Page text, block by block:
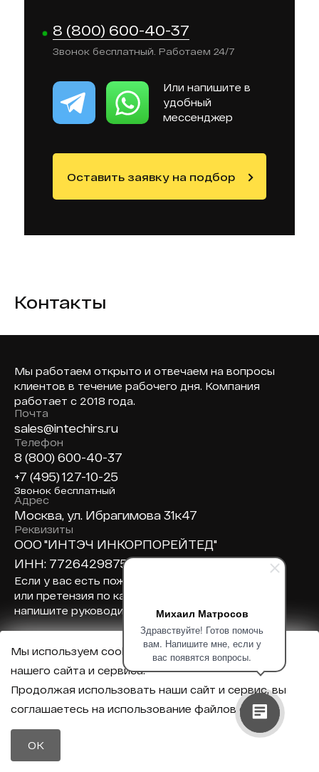
Михаил Матросов
Здравствуйте! Готов помочь
вам. Напишите мне, если у
вас появятся вопросы.
8 (800) 600-40-37
Звонок бесплатный. Работаем 24/7
Или напишите в
удобный
мессенджер
Оставить заявку на подбор
Контакты
Мы работаем открыто и отвечаем на вопросы
клиентов в течение рабочего дня. Компания
работает с 2018 года.
Почта
sales@intechirs.ru
Телефон
8 (800) 600-40-37
+7 (495) 127-10-25
Звонок бесплатный
Адрес
Москва, ул. Ибрагимова 31к47
Реквизиты
ООО "ИНТЭЧ ИНКОРПОРЕЙТЕД"
ИНН: 7726429875
Если у вас есть пожелания
или претензия по качеству –
напишите руководителю:
Написать на почту руководителю
Мы используем cookie для корректной работы
нашего сайта и сервиса.
Продолжая использовать наши сайт и сервис, вы
соглашаетесь на использование файлов cookie.
OK